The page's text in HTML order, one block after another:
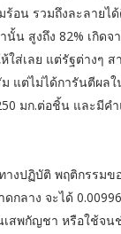
ร้อน รวมถึงละลายไ
นั้น สูงถึง 82% เกิด
ใส่เลย แต่รัฐต่างๆ
แต่ไม่ได้การันตีผล
มก.ต่อชิ้น และมีค
างปฏิบัติ พฤติกรรมข
กลาง จะได้
เสพกัญชา หรือใช้จน